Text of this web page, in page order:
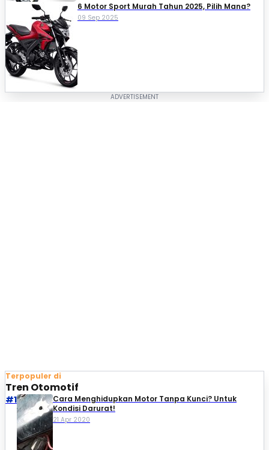
6 Motor Sport Murah Tahun 2025, Pilih Mana?
09 Sep 2025
Terpopuler di
Tren Otomotif
#1
Cara Menghidupkan Motor Tanpa Kunci? Untuk
Kondisi Darurat!
21 Apr 2020